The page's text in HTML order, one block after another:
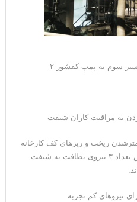
ریخت و ریزهای کف کارخانه
و در نتیجه نظافت‌کردن آنها شد پس تعداد ۳ نیروی نظافت به شیفت